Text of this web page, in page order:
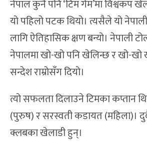
नेपाल कुनै पनि ‘टिम गेम’मा विश्वकप
यो पहिलो पटक थियो। त्यसैले यो
लागि ऐतिहासिक क्षण बन्यो। नेपाली
नेपालमा खो-खो पनि खेलिन्छ र खो-खो
सन्देश राम्रोसँग दियो।
त्यो सफलता दिलाउने टिमका कप्तान
(पुरुष) र सरस्वती कडायत (महिला)।
क्लबका खेलाडी हुन्।